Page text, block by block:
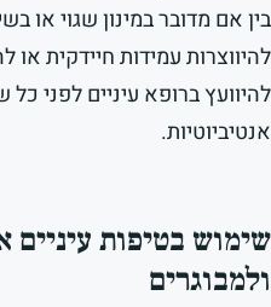
בין אם מדובר במינון שגוי או
להיווצרות עמידות חיידקית
להיוועץ ברופא עיניים לפני כל
אנטיביוטיות.
שימוש בטיפות עיניים
ולמבוגרים